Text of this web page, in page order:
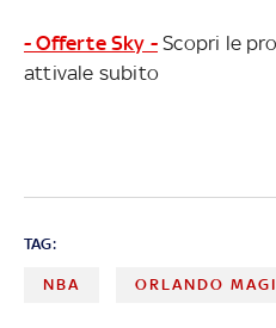
- Offerte Sky - Scopri le
attivale subito
TAG:
NBA ORLANDO